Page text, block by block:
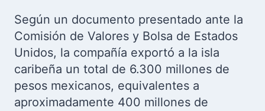
Según un documento presentado ante la
Comisión de Valores y Bolsa de Estados
Unidos, la compañía exportó a la isla
caribeña un total de 6.300 millones de
pesos mexicanos, equivalentes a
aproximadamente 400 millones de